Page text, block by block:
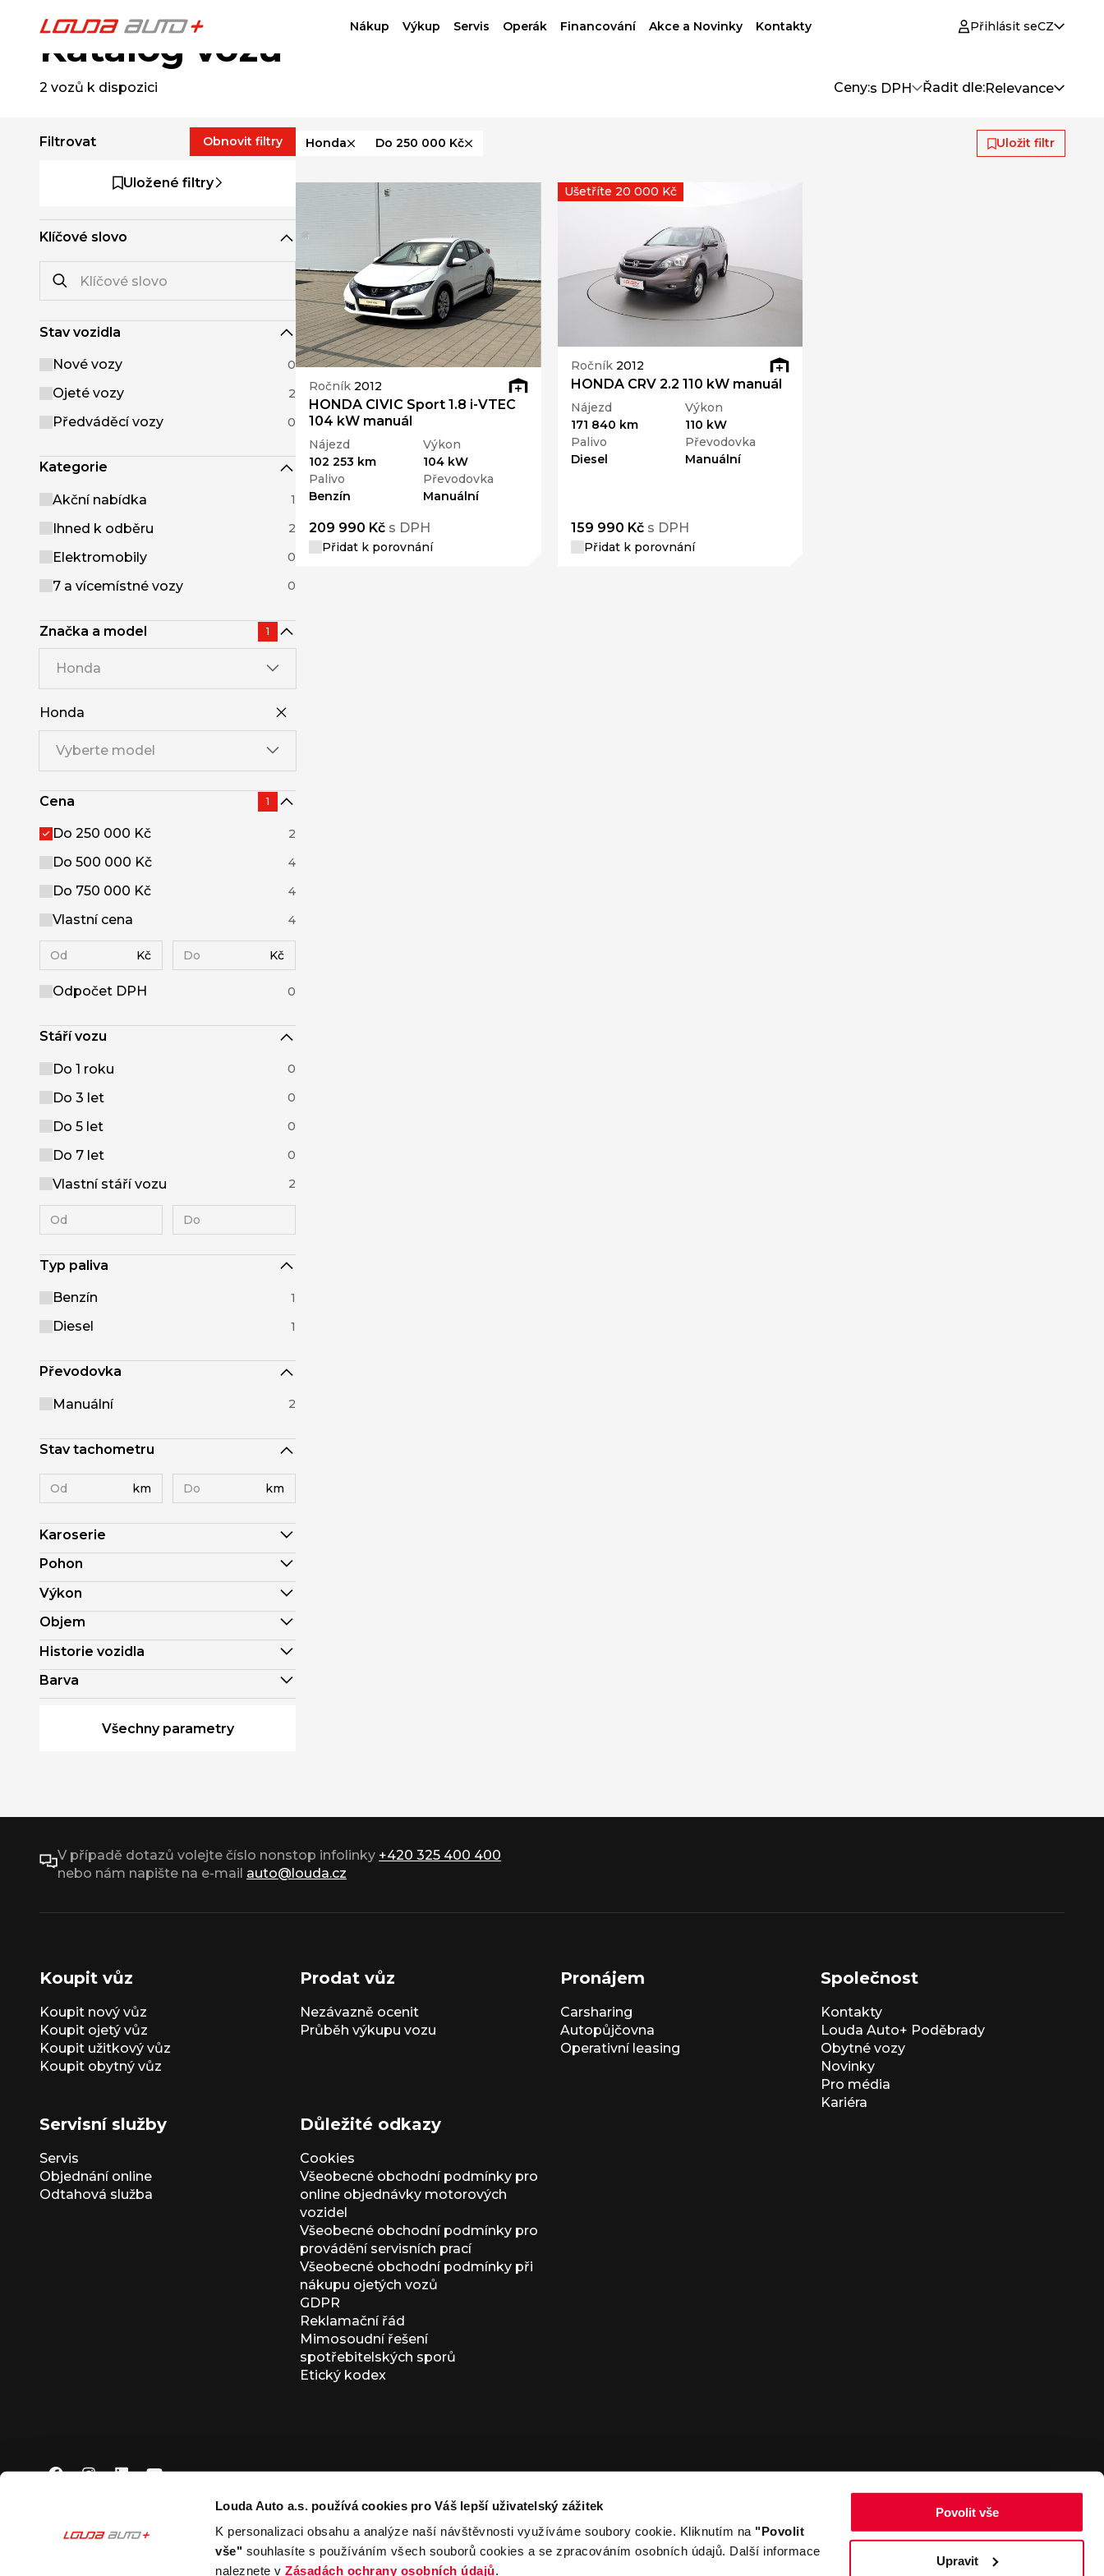
Louda Auto a.s. používá cookies pro Váš lepší uživatelský zážitek
K personalizaci obsahu a analýze naší návštěvnosti využíváme soubory cookie. Kliknutím na "Povolit
vše" souhlasíte s používáním všech souborů cookies a se zpracováním osobních údajů. Další informace
naleznete vZásadách ochrany osobních údajů.
Povolit vše
Upravit
Nákup Výkup Servis Operák Financování Akce a Novinky Kontakty Přihlásit seCZ
Katalog vozů
2 vozů k dispozici Ceny:s DPH Řadit dle:Relevance
Filtrovat Obnovit filtry
Uložené filtry
Klíčové slovo
Stav vozidla
Nové vozy 0
Ojeté vozy 2
Předváděcí vozy 0
Kategorie
Akční nabídka 1
Ihned k odběru 2
Elektromobily 0
7 a vícemístné vozy 0
Značka a model 1
Honda
Honda
Vyberte model
Cena 1
Do 250 000 Kč 2
Do 500 000 Kč 4
Do 750 000 Kč 4
Vlastní cena 4
Kč Kč
Odpočet DPH 0
Stáří vozu
Do 1 roku 0
Do 3 let 0
Do 5 let 0
Do 7 let 0
Vlastní stáří vozu 2
Typ paliva
Benzín 1
Diesel 1
Převodovka
Manuální 2
Stav tachometru
km km
Karoserie
Pohon
Výkon
Objem
Historie vozidla
Barva
Všechny parametry
Honda Do 250 000 Kč Uložit filtr
Ročník 2012
HONDA CIVIC Sport 1.8 i-VTEC
104 kW manuál
Nájezd
102 253 km
Výkon
104 kW
Palivo
Benzín
Převodovka
Manuální
209 990 Kč s DPH
Přidat k porovnání
Ročník 2012
HONDA CRV 2.2 110 kW manuál
Nájezd
171 840 km
Výkon
110 kW
Palivo
Diesel
Převodovka
Manuální
159 990 Kčs DPH
Přidat k porovnání
Ušetříte 20 000 Kč
V případě dotazů volejte číslo nonstop infolinky +420 325 400 400
nebo nám napište na e-mail auto@louda.cz
Koupit vůz
Koupit nový vůz
Koupit ojetý vůz
Koupit užitkový vůz
Koupit obytný vůz
Prodat vůz
Nezávazně ocenit
Průběh výkupu vozu
Pronájem
Carsharing
Autopůjčovna
Operativní leasing
Společnost
Kontakty
Louda Auto+ Poděbrady
Obytné vozy
Novinky
Pro média
Kariéra
Servisní služby
Servis
Objednání online
Odtahová služba
Důležité odkazy
Cookies
Všeobecné obchodní podmínky pro
online objednávky motorových
vozidel
Všeobecné obchodní podmínky pro
provádění servisních prací
Všeobecné obchodní podmínky při
nákupu ojetých vozů
GDPR
Reklamační řád
Mimosoudní řešení
spotřebitelských sporů
Etický kodex
© 2026 Louda Auto a.s. Všechna práva vyhrazena
Zpět nahoru
This site is protected by reCAPTCHA and the Google
Privacy Policy and Terms of Service